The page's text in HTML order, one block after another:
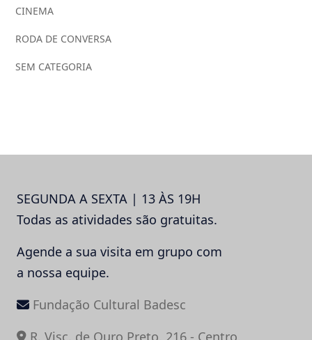
CINEMA
RODA DE CONVERSA
SEM CATEGORIA
SEGUNDA A SEXTA | 13 ÀS 19H
Todas as atividades são gratuitas.
Agende a sua visita em grupo com
a nossa equipe.
Fundação Cultural Badesc